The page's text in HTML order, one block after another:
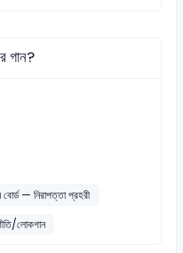
গান?
বোর্ড — নিরাপত্তা প্রহরী
লোকগান